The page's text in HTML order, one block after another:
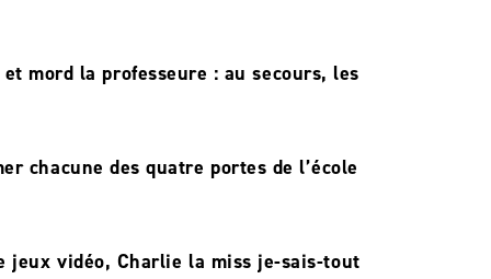
mord la professeure : au secours, les
chacune des quatre portes de l’école
vidéo, Charlie la miss je-sais-tout